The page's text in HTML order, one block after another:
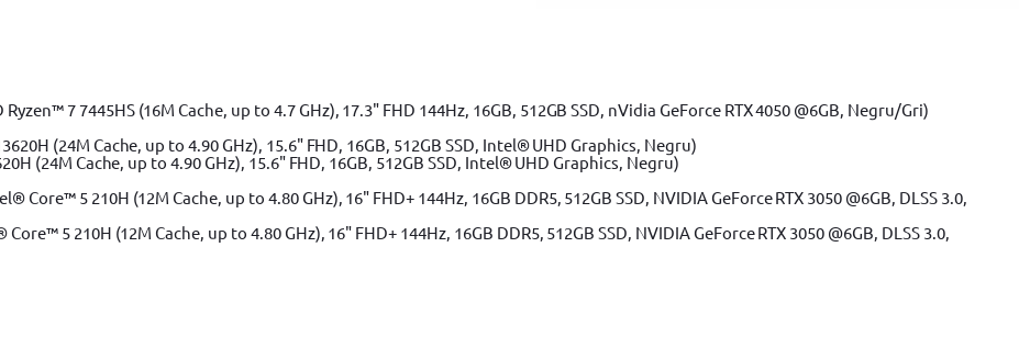
7 7445HS (16M Cache, up to 4.7 GHz), 17.3" FHD 144Hz, 16GB, 512GB SSD, nVidia GeForce RTX 4050 @6GB, Negru/Gri)
(24M Cache, up to 4.90 GHz), 15.6" FHD, 16GB, 512GB SSD, Intel® UHD Graphics, Negru)
5 210H (12M Cache, up to 4.80 GHz), 16" FHD+ 144Hz, 16GB DDR5, 512GB SSD, NVIDIA GeForce RTX 3050 @6GB, DLSS 3.0,
0.5-6mm